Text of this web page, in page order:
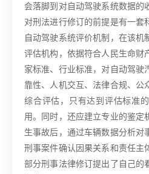
会落脚到对自动驾驶系统数据的
对刑法进行修订的前提是有一套
自动驾驶系统评价机制，在该机
评估机构，依据符合人民生命财
家标准、行业标准，对自动驾驶
靠性、人机交互、法律合规、公
综合评估，只有达到评估标准
用。同时，还应建立专业的鉴定
生事故后，通过车辆数据分析对
刑事案件确认因果关系和责任主
部分刑事法律修订提出了自己的